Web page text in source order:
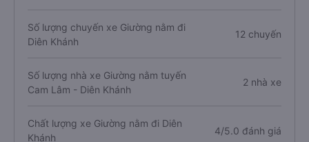
Số lượng chuyến xe Giường nằm đi
Diên Khánh
12 chuyến
Số lượng nhà xe Giường nằm tuyến
Cam Lâm - Diên Khánh
2 nhà xe
Chất lượng xe Giường nằm đi Diên
Khánh
4/5.0 đánh giá